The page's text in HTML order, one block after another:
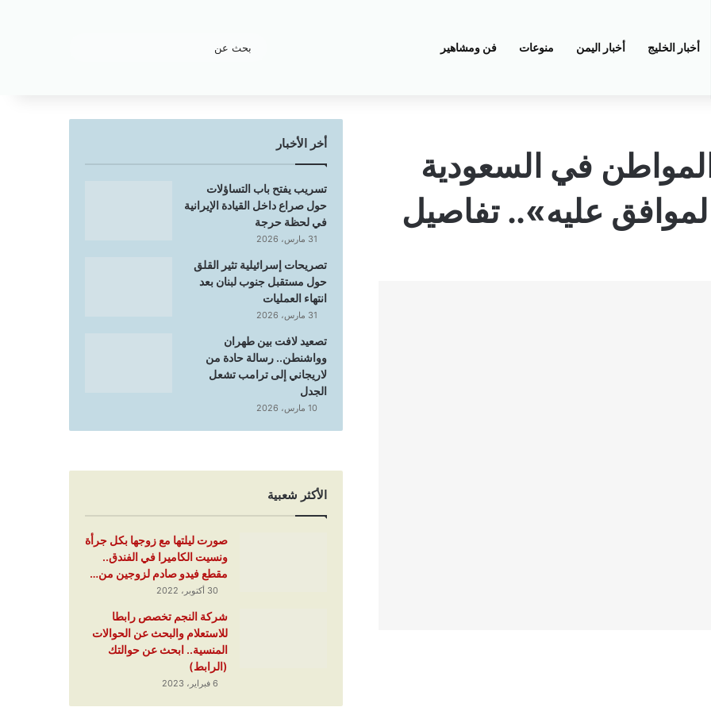
أخبار الخليج أخبار اليمن منوعات فن ومشاهير
في السعودية
عليه».. تفاصيل
أخر الأخبار
تسريب يفتح باب التساؤلات
حول صراع داخل القيادة الإيرانية
في لحظة حرجة
31 مارس، 2026
تصريحات إسرائيلية تثير القلق
حول مستقبل جنوب لبنان بعد
انتهاء العمليات
31 مارس، 2026
تصعيد لافت بين طهران
وواشنطن.. رسالة حادة من
لاريجاني إلى ترامب تشعل
الجدل
10 مارس، 2026
الأكثر شعبية
صورت ليلتها مع زوجها بكل جرأة
ونسيت الكاميرا في الفندق..
مقطع فيدو صادم لزوجين من…
30 أكتوبر، 2022
شركة النجم تخصص رابطا
للاستعلام والبحث عن الحوالات
المنسية.. ابحث عن حوالتك
(الرابط)
6 فبراير، 2023